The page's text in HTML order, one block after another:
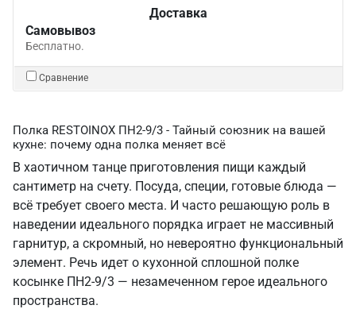
Доставка
Самовывоз
Бесплатно.
Сравнение
Полка RESTOINOX ПН2-9/3 - Тайный союзник на вашей
кухне: почему одна полка меняет всё
В хаотичном танце приготовления пищи каждый
сантиметр на счету. Посуда, специи, готовые блюда —
всё требует своего места. И часто решающую роль в
наведении идеального порядка играет не массивный
гарнитур, а скромный, но невероятно функциональный
элемент. Речь идет о кухонной сплошной полке
косынке ПН2-9/3 — незамеченном герое идеального
пространства.